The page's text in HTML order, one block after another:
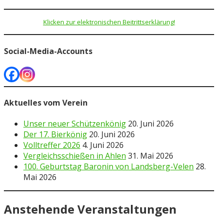
Klicken zur elektronischen Beitrittserklärung!
Social-Media-Accounts
Aktuelles vom Verein
Unser neuer Schützenkönig 20. Juni 2026
Der 17. Bierkönig 20. Juni 2026
Volltreffer 2026 4. Juni 2026
Vergleichsschießen in Ahlen 31. Mai 2026
100. Geburtstag Baronin von Landsberg-Velen 28.
Mai 2026
Anstehende Veranstaltungen